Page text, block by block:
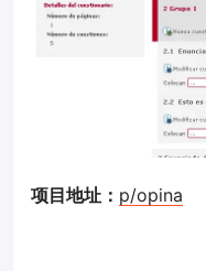
项目地址： p/opina